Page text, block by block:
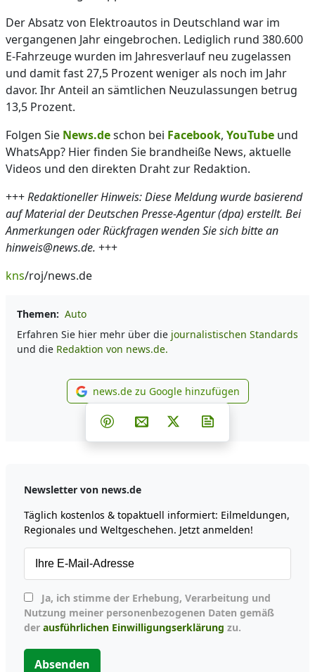
Der Absatz von Elektroautos in Deutschland war im
vergangenen Jahr eingebrochen. Lediglich rund 380.600
E-Fahrzeuge wurden im Jahresverlauf neu zugelassen
und damit fast 27,5 Prozent weniger als noch im Jahr
davor. Ihr Anteil an sämtlichen Neuzulassungen betrug
13,5 Prozent.
Folgen Sie News.deschon bei Facebook, YouTube und
WhatsApp? Hier finden Sie brandheiße News, aktuelle
Videos und den direkten Draht zur Redaktion.
+++Redaktioneller Hinweis: Diese Meldung wurde basierend
auf Material der Deutschen Presse-Agentur (dpa) erstellt. Bei
Anmerkungen oder Rückfragen wenden Sie sich bitte an
hinweis@news.de. +++
kns/roj/news.de
Themen: Auto
Erfahren Sie hier mehr über die journalistischen Standards
und die Redaktion von news.de.
news.de zu Google
news.de zu Google hinzufügen
Teilen auf Facebook
Teilen auf Whatsapp
Teilen auf Telegram
Teilen auf Pinterest
Per E-Mail teilen
Post auf X
Newsletter von news.de
Täglich kostenlos & topaktuell informiert: Eilmeldungen,
Regionales und Weltgeschehen. Jetzt anmelden!
Nutzung meiner personenbezogenen Daten gemäß
der ausführlichen Einwilligungserklärung zu.
Absenden